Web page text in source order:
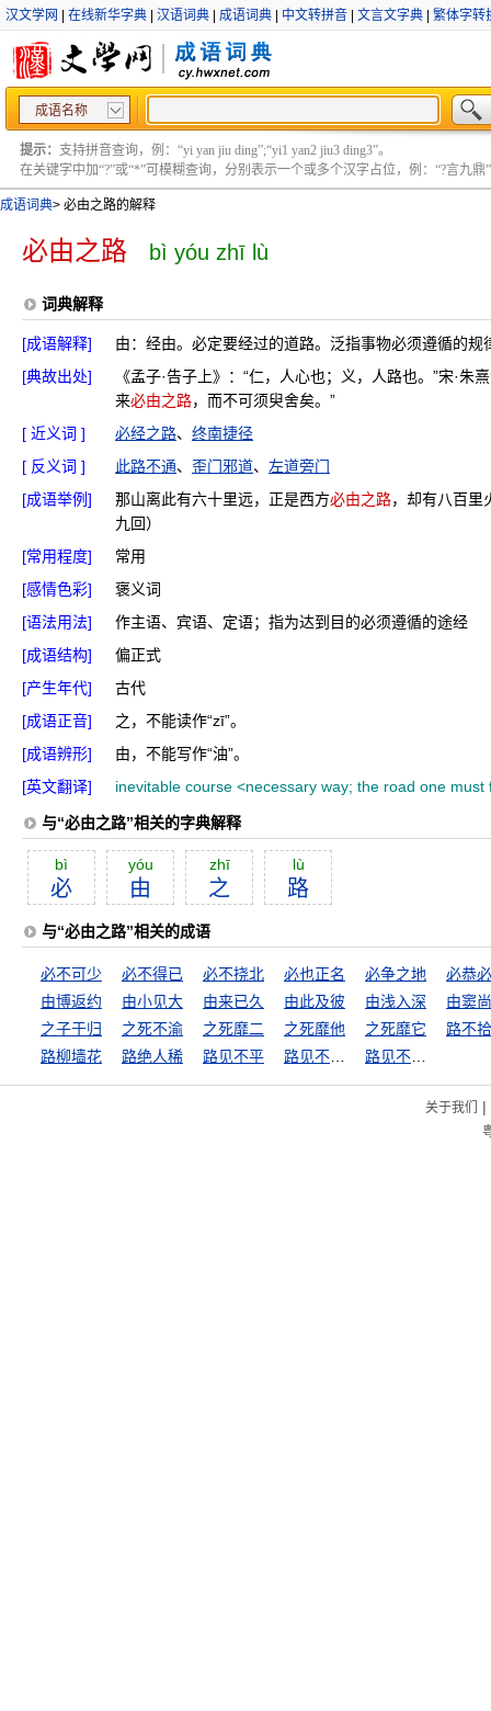
汉文学网 在线新华字典 汉语词典 成语词典 中文转拼音 文言文字典 繁体字转
成语名称
提示： 支持拼音查询，例：“yi yan jiu ding”;“yi1 yan2 jiu3 ding3”。
在关键字中加“?”或“*”可模糊查询，分别表示一个或多个汉字占位，例：“?言九鼎”
成语词典> 必由之路的解释
必由之路 bì yóu zhī lù
词典解释
[成语解释]
由：经由。必定要经过的道路。泛指事物必须遵循的规
[典故出处]
《孟子·告子上》：“仁，人心也；义，人路也。”宋·
来必由之路，而不可须臾舍矣。”
[ 近义词 ]
必经之路、 终南捷径
[ 反义词 ]
此路不通、 歪门邪道、 左道旁门
[成语举例]
那山离此有六十里远，正是西方必由之路，却有八百里
九回）
[常用程度]
常用
[感情色彩]
褒义词
[语法用法]
作主语、宾语、定语；指为达到目的必须遵循的途经
[成语结构]
偏正式
[产生年代]
古代
[成语正音]
之，不能读作“zī”。
[成语辨形]
由，不能写作“油”。
[英文翻译]
inevitable course <necessary way; the road one
与“必由之路”相关的字典解释
bì
必
yóu
由
zhī
之
lù
路
与“必由之路”相关的成语
必不可少 必不得已 必不挠北 必也正名 必争之地
必恭
由博返约
由小见大 由来已久 由此及彼 由浅入深
由窦
之子于归
之死不渝 之死靡二 之死靡他 之死靡它
路不
路柳墙花
路绝人稀 路见不平
关于我们 |